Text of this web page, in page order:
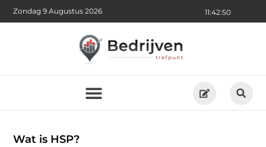
11:42:52
Zondag 9 Augustus 2026
Wat is HSP?